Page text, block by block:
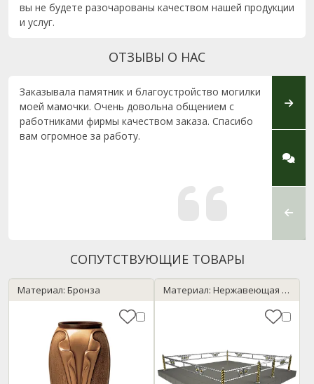
вы не будете разочарованы качеством нашей продукции
и услуг.
ОТЗЫВЫ О НАС
Заказывала памятник и благоустройство могилки
моей мамочки. Очень довольна общением с
работниками фирмы качеством заказа. Спасибо
вам огромное за работу.
СОПУТСТВУЮЩИЕ ТОВАРЫ
Материал: Бронза Материал: Нержавеющая сталь